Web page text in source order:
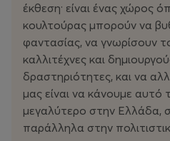
•12:00-15:00 : 6 προβολές
από τους δημιουργούς
•15:00-15:45 : Workshop από
Εφαρμοσμένων Τεχνών
Γαλάτης
•16:00-16:45 : Character
έκθεση· είναι ένας χώρος
κουλτούρας μπορούν να
φαντασίας, να γνωρίσουν
καλλιτέχνες και
δραστηριότητες, και να
μας είναι να κάνουμε αυτό
μεγαλύτερο στην Ελλάδα,
παράλληλα στην